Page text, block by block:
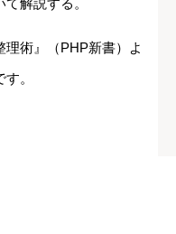
解説する。
術』（PHP新書）よ
。